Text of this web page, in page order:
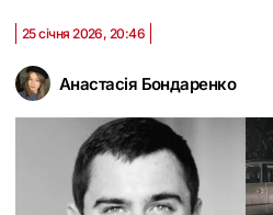
Анастасія Бондаренко
25 січня 2026, 20:46